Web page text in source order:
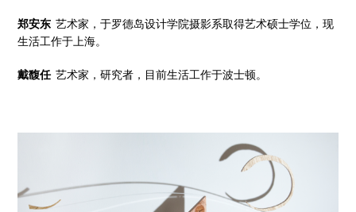
郑安东 艺术家，于罗德岛设计学院摄影系取得艺术硕士学位，现
生活工作于上海。
戴馥任 艺术家，研究者，目前生活工作于波士顿。